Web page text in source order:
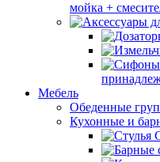
мойка +
Мебель
Обеденные
Кухонные и